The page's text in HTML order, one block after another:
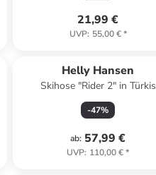
21,99 €
UVP: 55,00 €*
Helly Hansen
Skihose "Rider 2" in Türkis
-47%
ab: 57,99 €
UVP: 110,00 €*